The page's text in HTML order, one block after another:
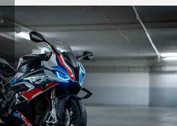
Versand